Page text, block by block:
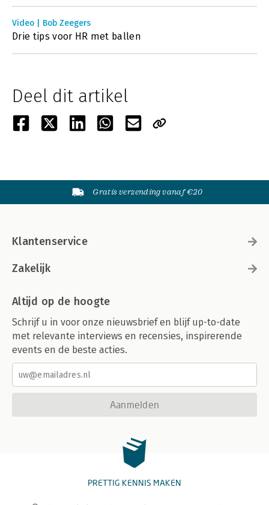
Video | Bob Zeegers
Drie tips voor HR met ballen
Deel dit artikel
Gratis verzending vanaf €20
Klantenservice
Zakelijk
Altijd op de hoogte
Schrijf u in voor onze nieuwsbrief en blijf up-to-date
met relevante interviews en recensies, inspirerende
events en de beste acties.
Aanmelden
PRETTIG KENNIS MAKEN